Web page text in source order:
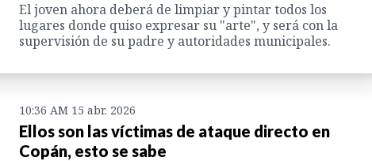
El joven ahora deberá de limpiar y pintar todos los
lugares donde quiso expresar su "arte", y será con la
supervisión de su padre y autoridades municipales.
10:36 AM 15 abr. 2026
Ellos son las víctimas de ataque directo en
Copán, esto se sabe